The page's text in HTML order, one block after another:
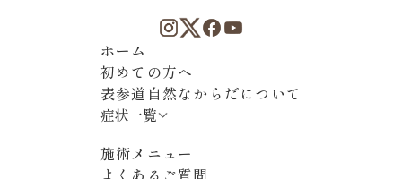
ホーム
初めての方へ
表参道自然なからだについて
症状一覧
施術メニュー
よくあるご質問